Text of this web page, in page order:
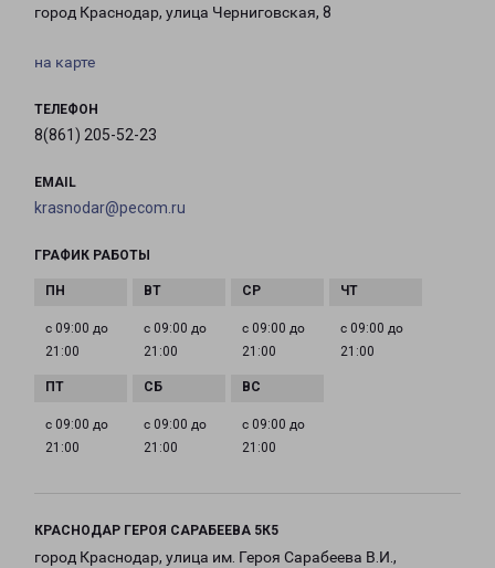
город Краснодар, улица Черниговская, 8
на карте
ТЕЛЕФОН
8(861) 205-52-23
EMAIL
krasnodar@pecom.ru
ГРАФИК РАБОТЫ
с 09:00 до
21:00
с 09:00 до
21:00
с 09:00 до
21:00
с 09:00 до
21:00
с 09:00 до
21:00
с 09:00 до
21:00
с 09:00 до
21:00
КРАСНОДАР ГЕРОЯ САРАБЕЕВА 5К5
город Краснодар, улица им. Героя Сарабеева В.И.,